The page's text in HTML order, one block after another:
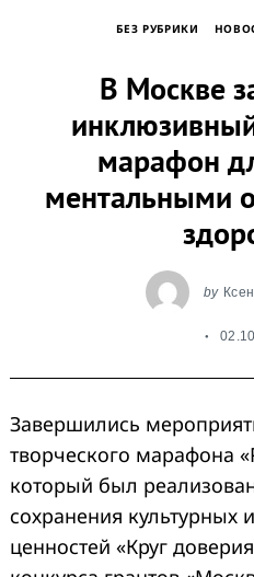
БЕЗ РУБРИКИ
В Москве
марафон
ментальными
by
Завершились
творческого марафона
который был
сохранения культурных
ценностей «Круг
Search